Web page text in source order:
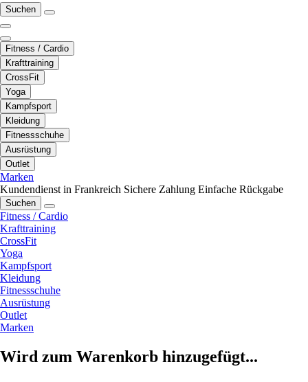
Suchen
Fitness / Cardio
Krafttraining
CrossFit
Yoga
Kampfsport
Kleidung
Fitnessschuhe
Ausrüstung
Outlet
Marken
Kundendienst in Frankreich Sichere Zahlung Einfache Rückgabe
Suchen
Fitness / Cardio
Krafttraining
CrossFit
Yoga
Kampfsport
Kleidung
Fitnessschuhe
Ausrüstung
Outlet
Marken
Wird zum Warenkorb hinzugefügt...